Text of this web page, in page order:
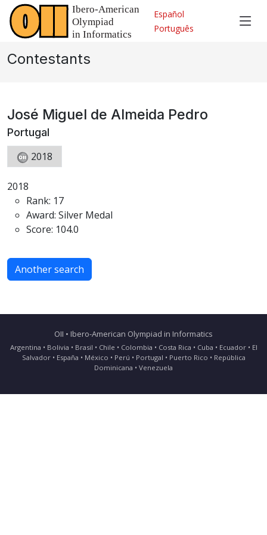
Español
Português
Contestants
José Miguel de Almeida Pedro
Portugal
2018
2018
Rank: 17
Award: Silver Medal
Score: 104.0
Another search
OII • Ibero-American Olympiad in Informatics
Argentina • Bolivia • Brasil • Chile • Colombia • Costa Rica • Cuba • Ecuador • El
Salvador • España • México • Perú • Portugal • Puerto Rico • República
Dominicana • Venezuela